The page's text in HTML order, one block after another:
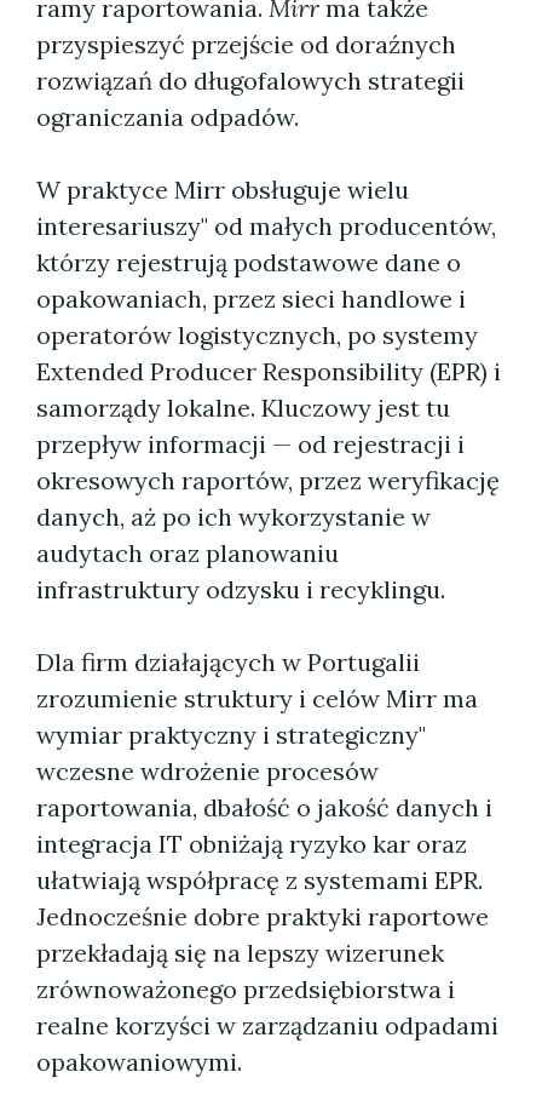
ramy raportowania. Mirr ma także
przyspieszyć przejście od doraźnych
rozwiązań do długofalowych strategii
ograniczania odpadów.
W praktyce Mirr obsługuje wielu
interesariuszy" od małych producentów,
którzy rejestrują podstawowe dane o
opakowaniach, przez sieci handlowe i
operatorów logistycznych, po systemy
Extended Producer Responsibility (EPR) i
samorządy lokalne. Kluczowy jest tu
przepływ informacji — od rejestracji i
okresowych raportów, przez weryfikację
danych, aż po ich wykorzystanie w
audytach oraz planowaniu
infrastruktury odzysku i recyklingu.
Dla firm działających w Portugalii
zrozumienie struktury i celów Mirr ma
wymiar praktyczny i strategiczny"
wczesne wdrożenie procesów
raportowania, dbałość o jakość danych i
integracja IT obniżają ryzyko kar oraz
ułatwiają współpracę z systemami EPR.
Jednocześnie dobre praktyki raportowe
przekładają się na lepszy wizerunek
zrównoważonego przedsiębiorstwa i
realne korzyści w zarządzaniu odpadami
opakowaniowymi.